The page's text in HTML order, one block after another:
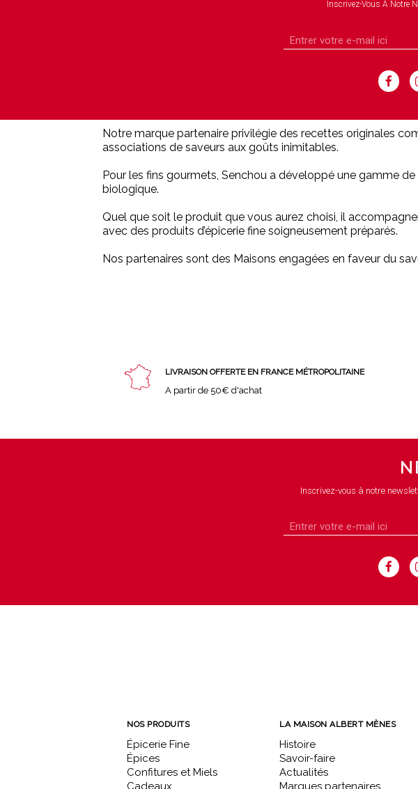
Inscrivez-Vous À Notre
Notre marque partenaire privilégie des recettes originales
associations de saveurs aux goûts inimitables.
Pour les fins gourmets, Senchou a développé une gamme
biologique.
Quel que soit le produit que vous aurez choisi, il
avec des produits d’épicerie fine soigneusement préparés.
Nos partenaires sont des Maisons engagées en faveur du
LIVRAISON OFFERTE EN FRANCE MÉTROPOLITAINE
A partir de 50€ d'achat
Inscrivez-vous à notre
NOS PRODUITS
Épicerie Fine
Épices
Confitures et Miels
Cadeaux
LA MAISON ALBERT MÈNES
Histoire
Savoir-faire
Actualités
Marques partenaires